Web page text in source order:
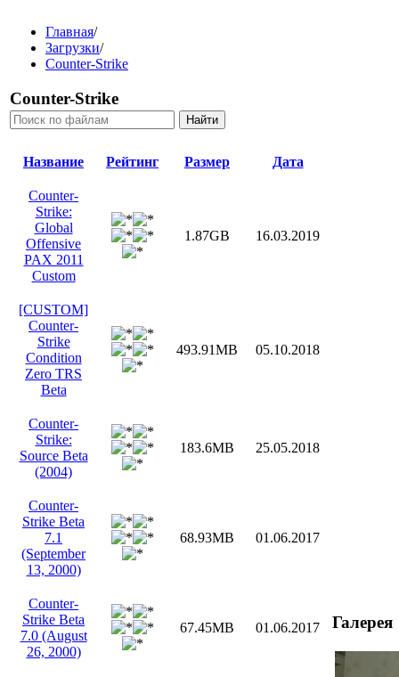
Главная/
Загрузки/
Counter-Strike
Counter-Strike
Название Рейтинг Размер Дата
Counter-
Strike:
Global
Offensive
PAX 2011
Custom
1.87GB 16.03.2019
[CUSTOM]
Counter-
Strike
Condition
Zero TRS
Beta
493.91MB 05.10.2018
Counter-
Strike:
Source Beta
(2004)
183.6MB 25.05.2018
Counter-
Strike Beta
7.1
(September
13, 2000)
68.93MB 01.06.2017
Counter-
Strike Beta
7.0 (August
26, 2000)
67.45MB 01.06.2017 Галерея